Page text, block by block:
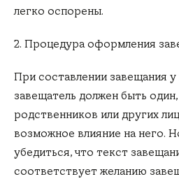
легко оспорены.
2. Процедура оформления
При составлении завещания у
завещатель должен быть
родственников или других
возможное влияние на него.
убедиться, что текст
соответствует желанию